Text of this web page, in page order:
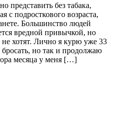
представить без табака,
с подросткового возраста,
Большинство людей
вредной привычкой, но
хотят. Лично я курю уже 33
бросать, но так и продолжаю
месяца у меня […]